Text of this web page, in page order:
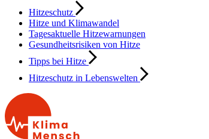
Hitzeschutz
Hitze und Klimawandel
Tagesaktuelle Hitzewarnungen
Gesundheitsrisiken von Hitze
Tipps bei Hitze
Hitzeschutz in Lebenswelten